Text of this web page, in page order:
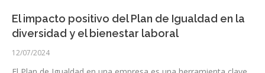
El impacto positivo del Plan de Igualdad en la
diversidad y el bienestar laboral
12/07/2024